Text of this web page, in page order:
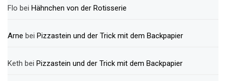
Flo bei Hähnchen von der Rotisserie
Arne bei Pizzastein und der Trick mit dem Backpapier
Keth bei Pizzastein und der Trick mit dem Backpapier